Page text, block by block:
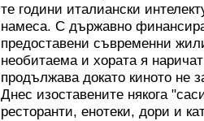
те години италиански
намеса. С държавно
предоставени съвременни
необитаема и хората я
продължава докато киното не
Днес изоставените някога
ресторанти, енотеки, дори и